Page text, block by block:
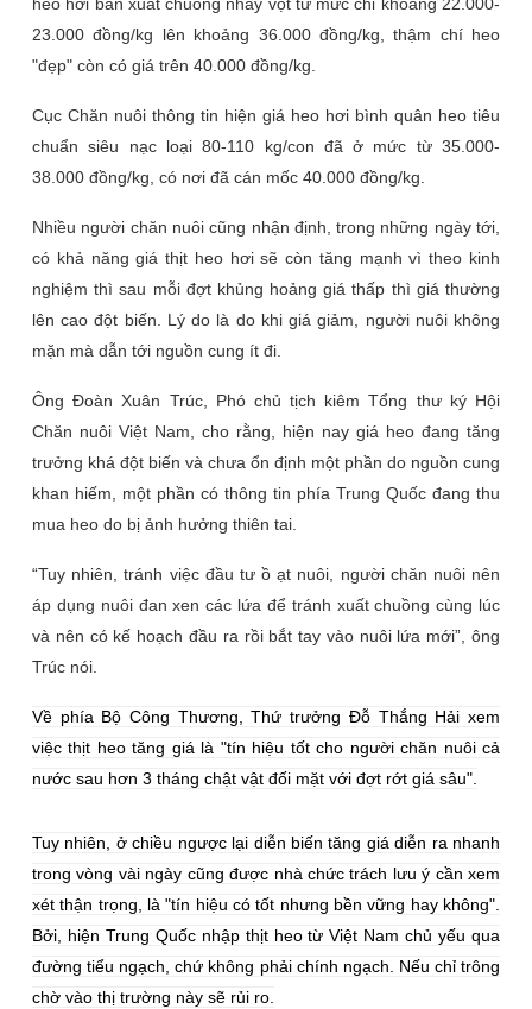
23.000 đồng/kg lên khoảng 36.000 đồng/kg, thậm chí heo
"đẹp" còn có giá trên 40.000 đồng/kg.
Cục Chăn nuôi thông tin hiện giá heo hơi bình quân heo tiêu
chuẩn siêu nạc loại 80-110 kg/con đã ở mức từ 35.000-
38.000 đồng/kg, có nơi đã cán mốc 40.000 đồng/kg.
Nhiều người chăn nuôi cũng nhận định, trong những ngày tới,
có khả năng giá thịt heo hơi sẽ còn tăng mạnh vì theo kinh
nghiệm thì sau mỗi đợt khủng hoảng giá thấp thì giá thường
lên cao đột biến. Lý do là do khi giá giảm, người nuôi không
mặn mà dẫn tới nguồn cung ít đi.
Ông Đoàn Xuân Trúc, Phó chủ tịch kiêm Tổng thư ký Hội
Chăn nuôi Việt Nam, cho rằng, hiện nay giá heo đang tăng
trưởng khá đột biến và chưa ổn định một phần do nguồn cung
khan hiếm, một phần có thông tin phía Trung Quốc đang thu
mua heo do bị ảnh hưởng thiên tai.
“Tuy nhiên, tránh việc đầu tư ồ ạt nuôi, người chăn nuôi nên
áp dụng nuôi đan xen các lứa để tránh xuất chuồng cùng lúc
và nên có kế hoạch đầu ra rồi bắt tay vào nuôi lứa mới”, ông
Trúc nói.
Về phía Bộ Công Thương, Thứ trưởng Đỗ Thắng Hải xem
việc thịt heo tăng giá là "tín hiệu tốt cho người chăn nuôi cả
nước sau hơn 3 tháng chật vật đối mặt với đợt rớt giá sâu".
Tuy nhiên, ở chiều ngược lại diễn biến tăng giá diễn ra nhanh
trong vòng vài ngày cũng được nhà chức trách lưu ý cần xem
xét thận trọng, là "tín hiệu có tốt nhưng bền vững hay không".
Bởi, hiện Trung Quốc nhập thịt heo từ Việt Nam chủ yếu qua
đường tiểu ngạch, chứ không phải chính ngạch. Nếu chỉ trông
chờ vào thị trường này sẽ rủi ro.